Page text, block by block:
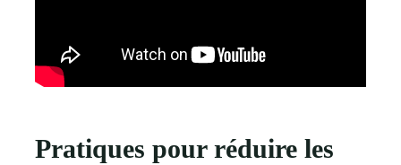
Pratiques pour réduire les